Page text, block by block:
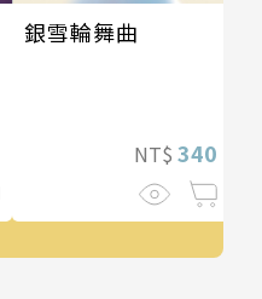
銀雪輪舞曲
NT$ 340